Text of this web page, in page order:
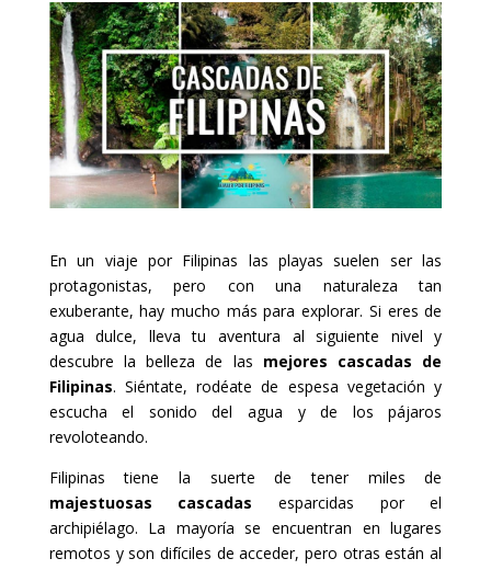
En un viaje por Filipinas las playas suelen ser las
protagonistas, pero con una naturaleza tan
exuberante, hay mucho más para explorar. Si eres de
agua dulce, lleva tu aventura al siguiente nivel y
descubre la belleza de las mejores cascadas de
Filipinas. Siéntate, rodéate de espesa vegetación y
escucha el sonido del agua y de los pájaros
revoloteando.
Filipinas tiene la suerte de tener miles de
majestuosas cascadas esparcidas por el
archipiélago. La mayoría se encuentran en lugares
remotos y son difíciles de acceder, pero otras están al